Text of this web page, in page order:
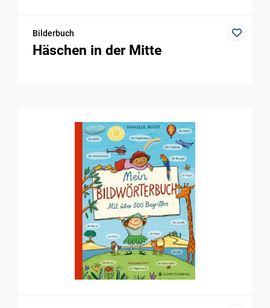
Bilderbuch
Häschen in der Mitte